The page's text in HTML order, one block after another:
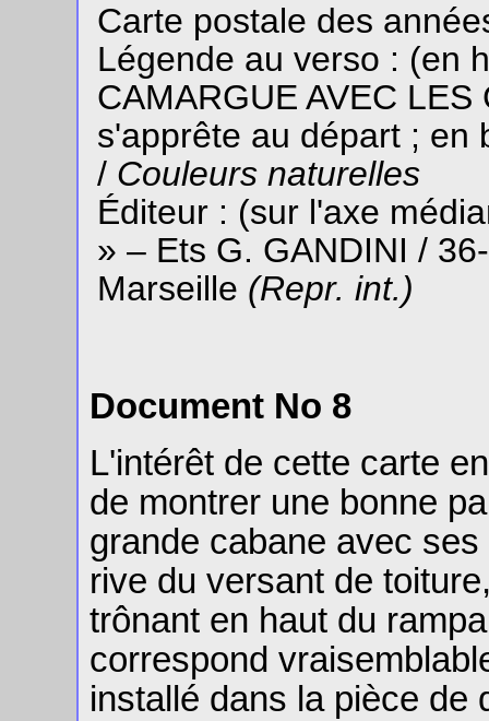
Carte postale des
Légende au verso : (en
CAMARGUE AVEC
s'apprête au départ ; en
/ Couleurs naturelles
Éditeur : (sur l'axe
» – Ets G. GANDINI /
Marseille (Repr. int.)
Document No 8
L'intérêt de cette carte
de montrer une bonne
grande cabane avec
rive du versant de
trônant en haut du
correspond
installé dans la pièce de